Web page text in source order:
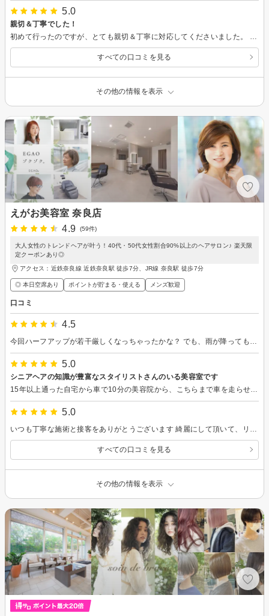
5.0
親切＆丁寧でした！
すべての口コミを見る
その他の情報を表示
えがお美容室 奈良店
4.9
(59件)
大人女性のトレンドヘアが叶う！40代・50代女性割合90%以上のヘアサロン♪ 楽天限
定クーポンあり◎
アクセス：近鉄奈良線 近鉄奈良駅 徒歩7分、JR線 奈良駅 徒歩7分
◎ 本日空席あり ポイントが貯まる・使える メンズ歓迎
口コミ
4.5
5.0
シニアヘアの知識が豊富なスタイリストさんのいる美容室です
5.0
すべての口コミを見る
その他の情報を表示